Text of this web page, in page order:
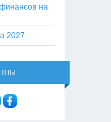
на
2027